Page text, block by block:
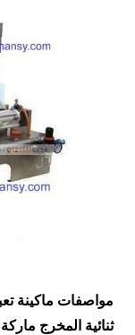
مواصفات ماكينة
ثنائية المخرج